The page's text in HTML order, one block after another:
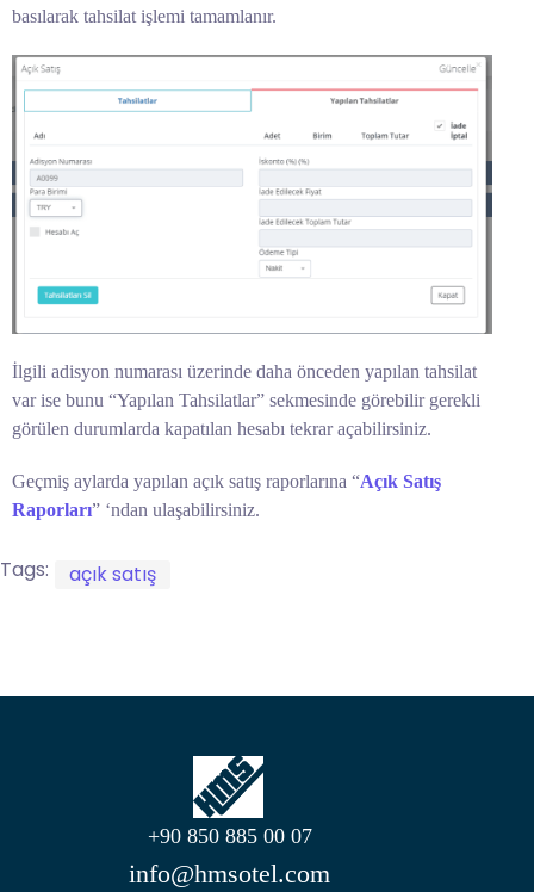
basılarak tahsilat işlemi tamamlanır.
İlgili adisyon numarası üzerinde daha önceden yapılan tahsilat
var ise bunu “Yapılan Tahsilatlar” sekmesinde görebilir gerekli
görülen durumlarda kapatılan hesabı tekrar açabilirsiniz.
Geçmiş aylarda yapılan açık satış raporlarına “Açık Satış
Raporları” ‘ndan ulaşabilirsiniz.
Tags: açık satış
+90 850 885 00 07
info@hmsotel.com